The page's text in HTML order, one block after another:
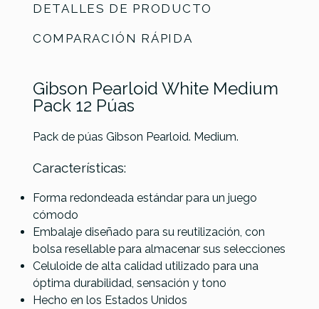
DETALLES DE PRODUCTO
COMPARACIÓN RÁPIDA
Gibson Pearloid White Medium
Pack 12 Púas
Pack de púas Gibson Pearloid. Medium.
Características:
Forma redondeada estándar para un juego
cómodo
Embalaje diseñado para su reutilización, con
bolsa resellable para almacenar sus selecciones
Celuloide de alta calidad utilizado para una
óptima durabilidad, sensación y tono
Hecho en los Estados Unidos
ReferenciaPUASGUIGIB044
Ball 9331
Prodigy
Negra
Reuleax
1,5mm
(Pack 6)
Dunlop Jazz
1.38 Negra
(Bolsa
12Unidades)
Mountain
9336
Teardrop
Blanca
2,00mm